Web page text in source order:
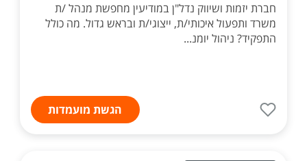
חברת יזמות ושיווק נדל"ן במודיעין מחפשת מנהל /ת
משרד ותפעול איכותי/ת, ייצוגי/ת ובראש גדול. מה כולל
התפקיד? ניהול יומנ...
הגשת מועמדות